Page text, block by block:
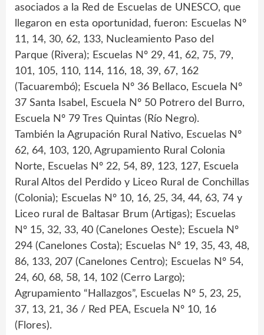
asociados a la Red de Escuelas de UNESCO, que
llegaron en esta oportunidad, fueron: Escuelas Nº
11, 14, 30, 62, 133, Nucleamiento Paso del
Parque (Rivera); Escuelas Nº 29, 41, 62, 75, 79,
101, 105, 110, 114, 116, 18, 39, 67, 162
(Tacuarembó); Escuela Nº 36 Bellaco, Escuela Nº
37 Santa Isabel, Escuela Nº 50 Potrero del Burro,
Escuela Nº 79 Tres Quintas (Río Negro).
También la Agrupación Rural Nativo, Escuelas Nº
62, 64, 103, 120, Agrupamiento Rural Colonia
Norte, Escuelas Nº 22, 54, 89, 123, 127, Escuela
Rural Altos del Perdido y Liceo Rural de Conchillas
(Colonia); Escuelas Nº 10, 16, 25, 34, 44, 63, 74 y
Liceo rural de Baltasar Brum (Artigas); Escuelas
Nº 15, 32, 33, 40 (Canelones Oeste); Escuela Nº
294 (Canelones Costa); Escuelas Nº 19, 35, 43, 48,
86, 133, 207 (Canelones Centro); Escuelas Nº 54,
24, 60, 68, 58, 14, 102 (Cerro Largo);
Agrupamiento “Hallazgos”, Escuelas Nº 5, 23, 25,
37, 13, 21, 36 / Red PEA, Escuela Nº 10, 16
(Flores).